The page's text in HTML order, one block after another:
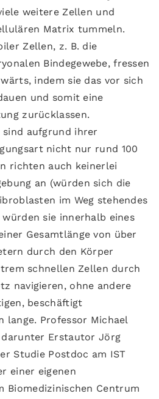
weitere Zellen und
Matrix tummeln.
Zellen, z. B. die
Bindegewebe, fressen
indem sie das vor sich
und somit eine
zurücklassen.
sind aufgrund ihrer
nicht nur rund 100
richten auch keinerlei
an (würden sich die
im Weg stehendes
würden sie innerhalb eines
Gesamtlänge von über
durch den Körper
schnellen Zellen durch
navigieren, ohne andere
beschäftigt
lange. Professor Michael
darunter Erstautor Jörg
Studie Postdoc am IST
einer eigenen
Biomedizinischen Centrum